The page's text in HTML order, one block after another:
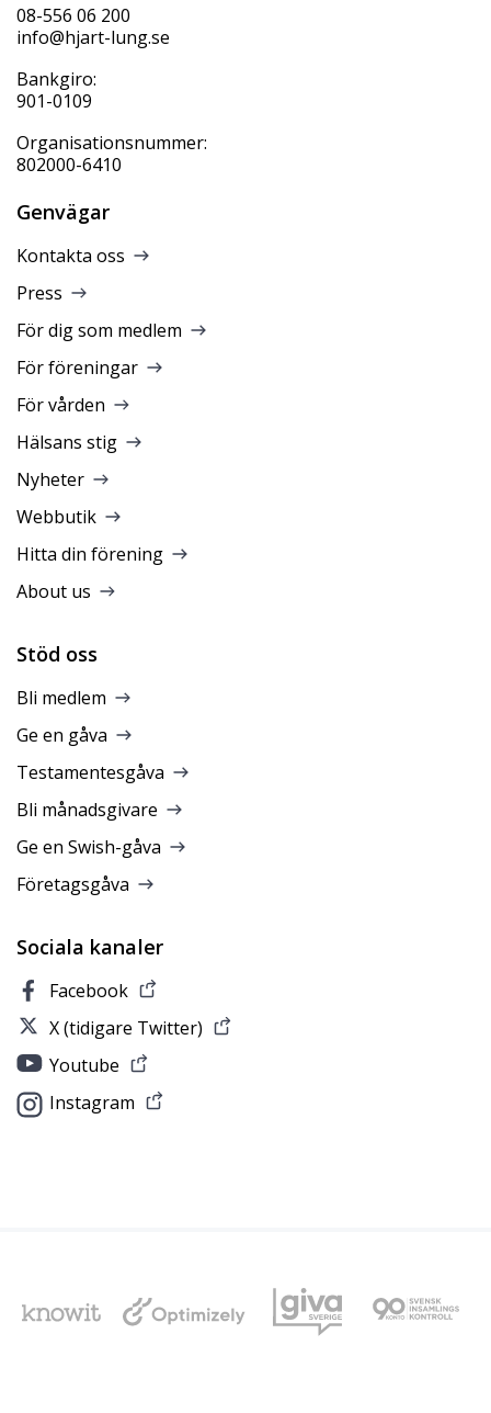
08-556 06 200
info@hjart-lung.se
Bankgiro:
901-0109
Organisationsnummer:
802000-6410
Genvägar
Kontakta oss
Press
För dig som medlem
För föreningar
För vården
Hälsans stig
Nyheter
Webbutik
Hitta din förening
About us
Stöd oss
Bli medlem
Ge en gåva
Testamentesgåva
Bli månadsgivare
Ge en Swish-gåva
Företagsgåva
Sociala kanaler
Facebook
X (tidigare Twitter)
Youtube
Instagram